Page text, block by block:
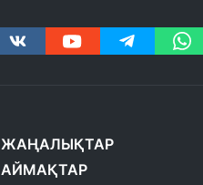
ЖАҢАЛЫҚТАР
АЙМАҚТАР